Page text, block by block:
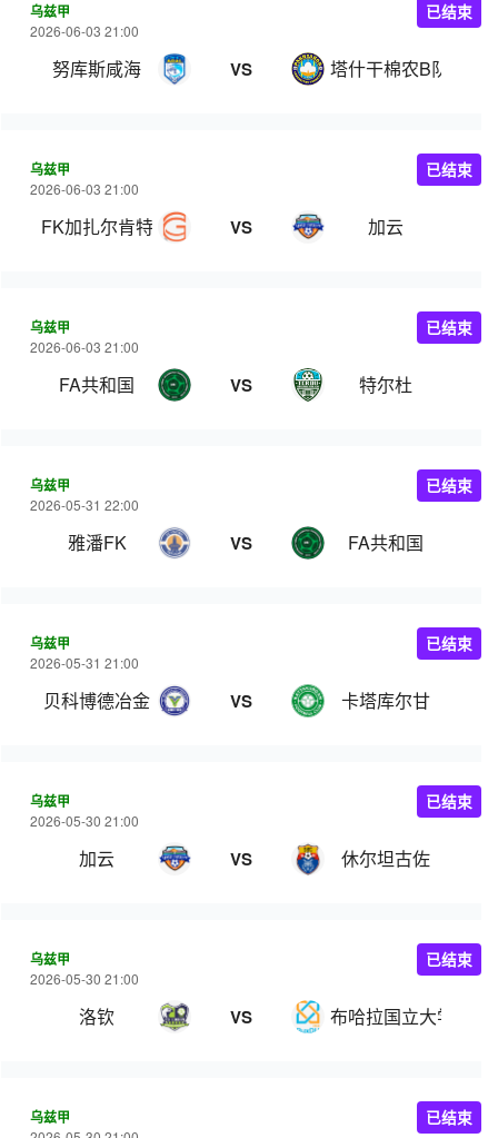
乌兹甲
2026-06-03 21:00
努库斯咸海 VS 塔什干棉农B队
已结束
乌兹甲
2026-06-03 21:00
FK加扎尔肯特 VS 加云
已结束
乌兹甲
2026-06-03 21:00
FA共和国 VS 特尔杜
已结束
乌兹甲
2026-05-31 22:00
雅潘FK VS FA共和国
已结束
乌兹甲
2026-05-31 21:00
贝科博德冶金 VS 卡塔库尔甘
已结束
乌兹甲
2026-05-30 21:00
加云 VS 休尔坦古佐
已结束
乌兹甲
2026-05-30 21:00
洛钦 VS 布哈拉国立大学
已结束
乌兹甲 已结束